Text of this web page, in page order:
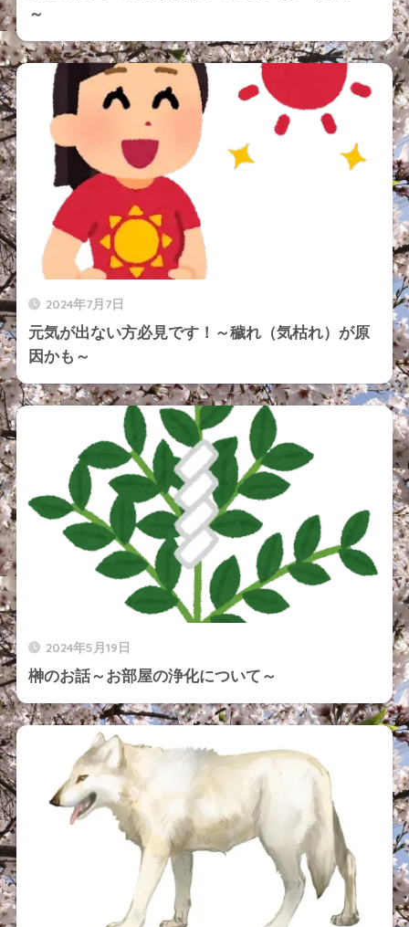
～
2024年7月7日
元気が出ない方必見です！～穢れ（気枯れ）が原
因かも～
2024年5月19日
榊のお話～お部屋の浄化について～